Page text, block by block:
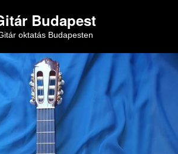
Budapest
oktatás Budapesten